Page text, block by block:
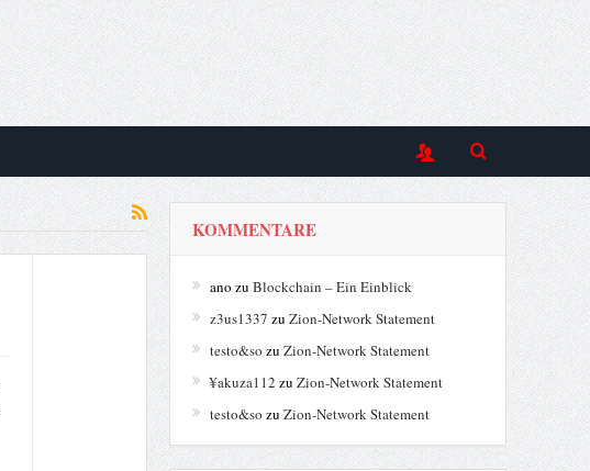
KOMMENTARE
ano zu Blockchain – Ein Einblick
z3us1337 zu Zion-Network Statement
testo&so zu Zion-Network Statement
¥akuza112 zu Zion-Network Statement
testo&so zu Zion-Network Statement